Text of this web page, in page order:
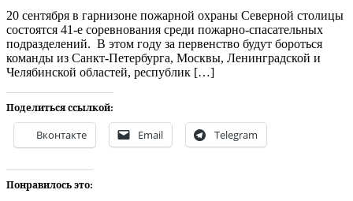
20 сентября в гарнизоне пожарной охраны Северной столицы
состоятся 41-е соревнования среди пожарно-спасательных
подразделений. В этом году за первенство будут бороться
команды из Санкт-Петербурга, Москвы, Ленинградской и
Челябинской областей, республик […]
Поделиться ссылкой:
Вконтакте Email Telegram
Понравилось это: